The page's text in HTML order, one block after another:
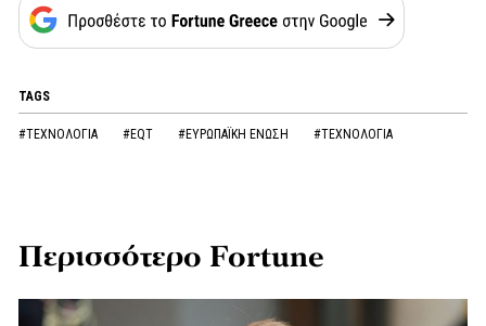
TAGS
#ΤΕΧΝΟΛΟΓΙΑ #EQT #ΕΥΡΩΠΑΪΚΗ ΕΝΩΣΗ #ΤΕΧΝΟΛΟΓΙΑ
Περισσότερο Fortune